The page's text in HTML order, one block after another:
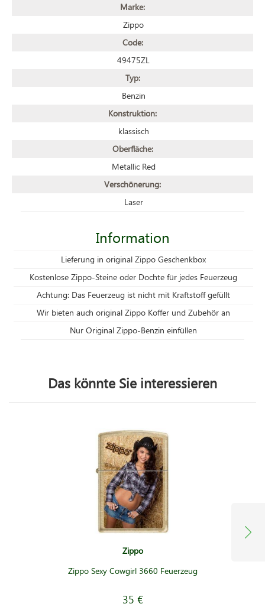
Marke:
Zippo
Code:
49475ZL
Typ:
Benzin
Konstruktion:
klassisch
Oberfläche:
Metallic Red
Verschönerung:
Laser
Information
Lieferung in original Zippo Geschenkbox
Kostenlose Zippo-Steine oder Dochte für jedes Feuerzeug
Achtung: Das Feuerzeug ist nicht mit Kraftstoff gefüllt
Wir bieten auch original Zippo Koffer und Zubehör an
Nur Original Zippo-Benzin einfüllen
Das könnte Sie interessieren
Zippo
Zippo Sexy Cowgirl 3660 Feuerzeug
35 €